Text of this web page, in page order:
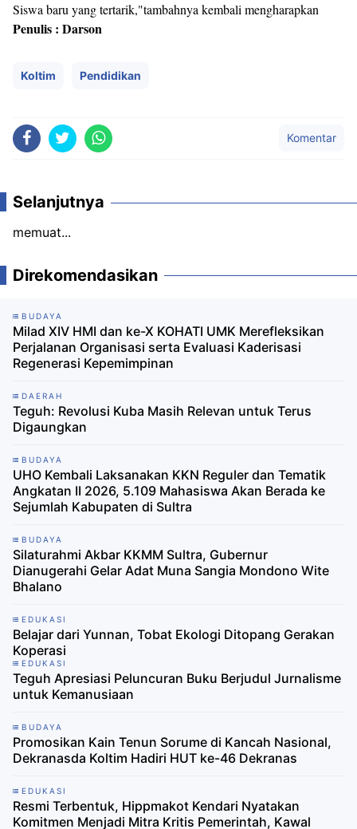
Siswa baru yang tertarik,"tambahnya kembali mengharapkan
Penulis : Darson
Koltim Pendidikan
Komentar
Selanjutnya
memuat...
Direkomendasikan
BUDAYA
Milad XIV HMI dan ke-X KOHATI UMK Merefleksikan
Perjalanan Organisasi serta Evaluasi Kaderisasi
Regenerasi Kepemimpinan
DAERAH
Teguh: Revolusi Kuba Masih Relevan untuk Terus
Digaungkan
BUDAYA
UHO Kembali Laksanakan KKN Reguler dan Tematik
Angkatan II 2026, 5.109 Mahasiswa Akan Berada ke
Sejumlah Kabupaten di Sultra
BUDAYA
Silaturahmi Akbar KKMM Sultra, Gubernur
Dianugerahi Gelar Adat Muna Sangia Mondono Wite
Bhalano
EDUKASI
Belajar dari Yunnan, Tobat Ekologi Ditopang Gerakan
Koperasi
EDUKASI
Teguh Apresiasi Peluncuran Buku Berjudul Jurnalisme
untuk Kemanusiaan
BUDAYA
Promosikan Kain Tenun Sorume di Kancah Nasional,
Dekranasda Koltim Hadiri HUT ke-46 Dekranas
EDUKASI
Resmi Terbentuk, Hippmakot Kendari Nyatakan
Komitmen Menjadi Mitra Kritis Pemerintah, Kawal